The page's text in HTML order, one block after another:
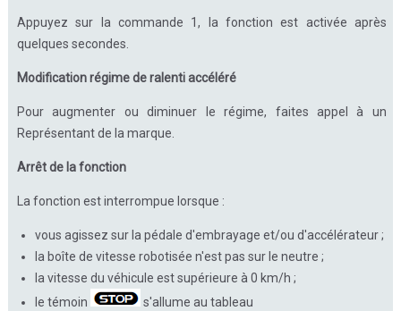
Appuyez sur la commande 1, la fonction est activée après
quelques secondes.
Modification régime de ralenti accéléré
Pour augmenter ou diminuer le régime, faites appel à un
Représentant de la marque.
Arrêt de la fonction
La fonction est interrompue lorsque :
vous agissez sur la pédale d'embrayage et/ou d'accélérateur ;
la boîte de vitesse robotisée n'est pas sur le neutre ;
la vitesse du véhicule est supérieure à 0 km/h ;
le témoin
s'allume au tableau